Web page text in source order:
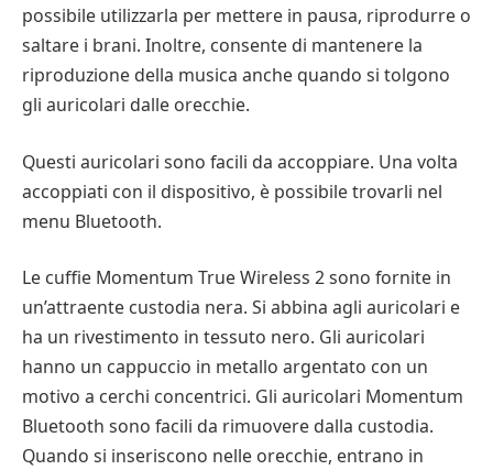
possibile utilizzarla per mettere in pausa, riprodurre o
saltare i brani. Inoltre, consente di mantenere la
riproduzione della musica anche quando si tolgono
gli auricolari dalle orecchie.
Questi auricolari sono facili da accoppiare. Una volta
accoppiati con il dispositivo, è possibile trovarli nel
menu Bluetooth.
Le cuffie Momentum True Wireless 2 sono fornite in
un’attraente custodia nera. Si abbina agli auricolari e
ha un rivestimento in tessuto nero. Gli auricolari
hanno un cappuccio in metallo argentato con un
motivo a cerchi concentrici. Gli auricolari Momentum
Bluetooth sono facili da rimuovere dalla custodia.
Quando si inseriscono nelle orecchie, entrano in